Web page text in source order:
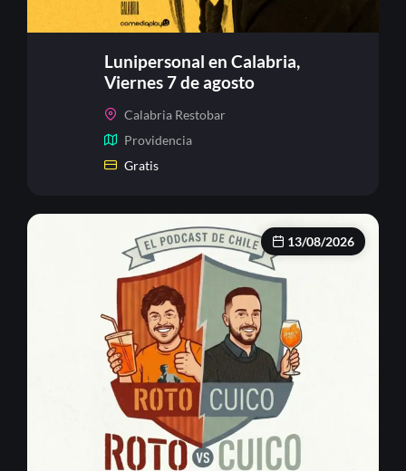
Lunipersonal en Calabria,
Viernes 7 de agosto
Calabria Restobar
Providencia
Gratis
13/08/2026